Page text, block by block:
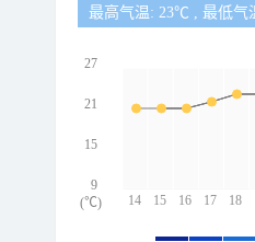
最高气温: 23℃ , 最低气
14 15 16 17 18
27
21
15
9
(℃)